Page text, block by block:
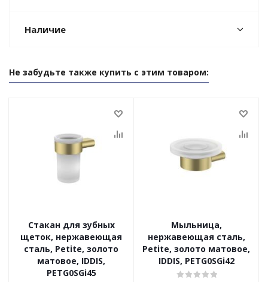
Наличие
Не забудьте также купить с этим товаром:
Стакан для зубных
щеток, нержавеющая
сталь, Petite, золото
матовое, IDDIS,
PETG0SGi45
Мыльница,
нержавеющая сталь,
Petite, золото матовое,
IDDIS, PETG0SGi42